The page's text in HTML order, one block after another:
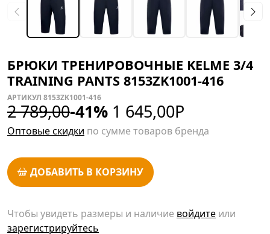
БРЮКИ ТРЕНИРОВОЧНЫЕ KELME 3/4
TRAINING PANTS 8153ZK1001-416
АРТИКУЛ 8153ZK1001-416
2 789,00-41% 1 645,00Р
Оптовые скидки по сумме товаров бренда
ДОБАВИТЬ В КОРЗИНУ
Чтобы увидеть размеры и наличие войдите или
зарегистрируйтесь